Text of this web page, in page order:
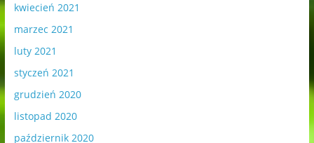
kwiecień 2021
marzec 2021
luty 2021
styczeń 2021
grudzień 2020
listopad 2020
październik 2020